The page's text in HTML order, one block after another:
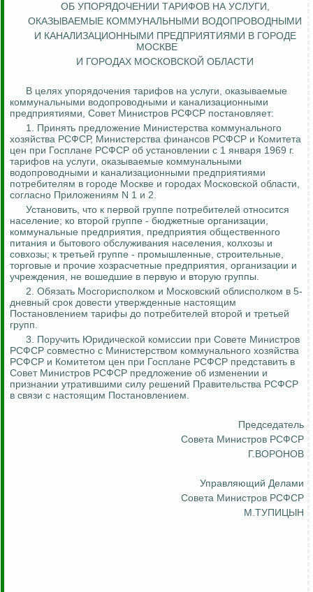
ОБ УПОРЯДОЧЕНИИ ТАРИФОВ НА УСЛУГИ,
ОКАЗЫВАЕМЫЕ КОММУНАЛЬНЫМИ ВОДОПРОВОДНЫМИ
И КАНАЛИЗАЦИОННЫМИ ПРЕДПРИЯТИЯМИ В ГОРОДЕ
МОСКВЕ
И ГОРОДАХ МОСКОВСКОЙ ОБЛАСТИ
В целях упорядочения тарифов на услуги, оказываемые
коммунальными водопроводными и канализационными
предприятиями, Совет Министров РСФСР постановляет:
1. Принять предложение Министерства коммунального
хозяйства РСФСР, Министерства финансов РСФСР и Комитета
цен при Госплане РСФСР об установлении с 1 января 1969 г.
тарифов на услуги, оказываемые коммунальными
водопроводными и канализационными предприятиями
потребителям в городе Москве и городах Московской области,
согласно Приложениям N 1 и 2.
Установить, что к первой группе потребителей относится
население; ко второй группе - бюджетные организации,
коммунальные предприятия, предприятия общественного
питания и бытового обслуживания населения, колхозы и
совхозы; к третьей группе - промышленные, строительные,
торговые и прочие хозрасчетные предприятия, организации и
учреждения, не вошедшие в первую и вторую группы.
2. Обязать Мосгорисполком и Московский облисполком в 5-
дневный срок довести утвержденные настоящим
Постановлением тарифы до потребителей второй и третьей
групп.
3. Поручить Юридической комиссии при Совете Министров
РСФСР совместно с Министерством коммунального хозяйства
РСФСР и Комитетом цен при Госплане РСФСР представить в
Совет Министров РСФСР предложение об изменении и
признании утратившими силу решений Правительства РСФСР
в связи с настоящим Постановлением.
Председатель
Совета Министров РСФСР
Г.ВОРОНОВ
Управляющий Делами
Совета Министров РСФСР
М.ТУПИЦЫН